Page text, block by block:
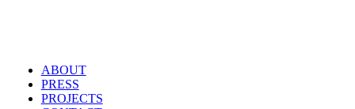
ABOUT
PRESS
PROJECTS